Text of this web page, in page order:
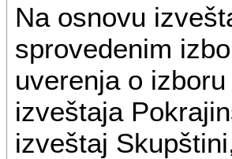
Na osnovu
sprovedenim
uverenja o
izveštaja
izveštaj